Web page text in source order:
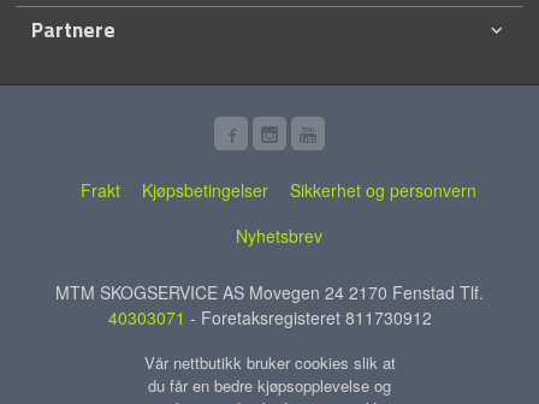
Partnere
Frakt Kjøpsbetingelser
Sikkerhet og personvern
Nyhetsbrev
MTM SKOGSERVICE AS Movegen 24 2170 Fenstad Tlf.
40303071 - Foretaksregisteret 811730912
Vår nettbutikk bruker cookies slik at
du får en bedre kjøpsopplevelse og